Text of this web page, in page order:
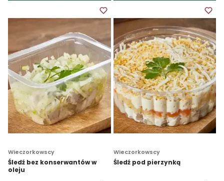
Wieczorkowscy
Śledź bez konserwantów w
oleju
Wieczorkowscy
Śledź pod pierzynką